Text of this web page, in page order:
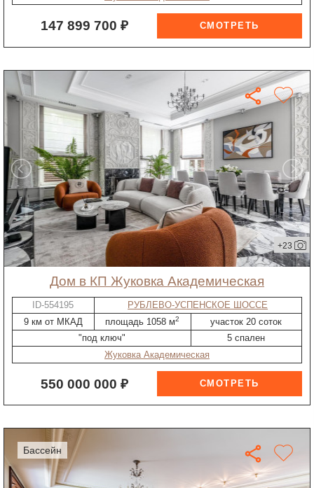
147 899 700 ₽
+23
дом в КП Жуковка Академическая
ID-554195
РУБЛЕВО-УСПЕНСКОЕ ШОССЕ
9 км от МКАД
площадь 1058 м2
участок 20 соток
"под ключ"
5 спален
Жуковка Академическая
550 000 000 ₽
бассейн